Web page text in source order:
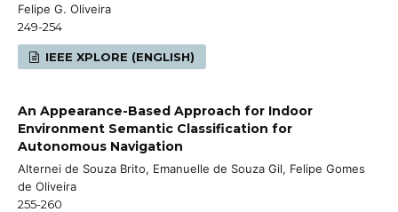
Felipe G. Oliveira
249-254
IEEE XPLORE (ENGLISH)
An Appearance-Based Approach for Indoor
Environment Semantic Classification for
Autonomous Navigation
Alternei de Souza Brito, Emanuelle de Souza Gil, Felipe Gomes
de Oliveira
255-260